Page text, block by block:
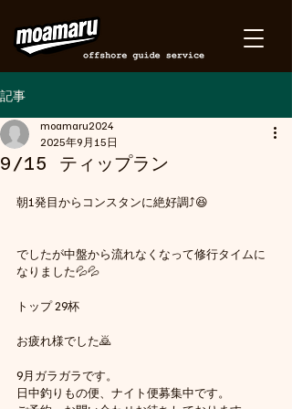
記事
9/15 ティップラン
moamaru2024
2025年9月15日
朝1発目からコンスタンに絶好調⤴️😆
でしたが中盤から流れなくなって修行タイムに
なりました💦💦
トップ 29杯
お疲れ様でした🙇
9月ガラガラです。
日中釣りもの便、ナイト便募集中です。